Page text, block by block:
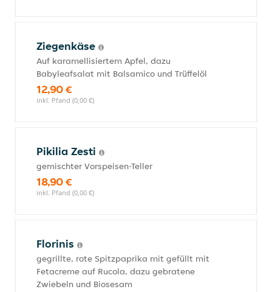
Ziegenkäse
Auf karamellisiertem Apfel, dazu
Babyleafsalat mit Balsamico und Trüffelöl
12,90 €
inkl. Pfand (0,00 €)
Pikilia Zesti
gemischter Vorspeisen-Teller
18,90 €
inkl. Pfand (0,00 €)
Florinis
gegrillte, rote Spitzpaprika mit gefüllt mit
Fetacreme auf Rucola, dazu gebratene
Zwiebeln und Biosesam